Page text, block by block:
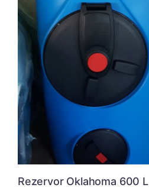
Rezervor Oklahoma 600 L